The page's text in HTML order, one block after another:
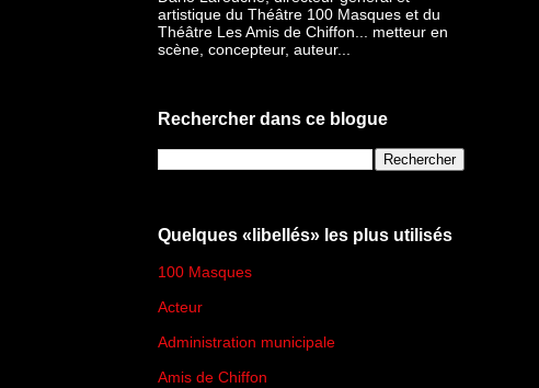
artistique du Théâtre 100 Masques et du
Théâtre Les Amis de Chiffon... metteur en
scène, concepteur, auteur...
Rechercher dans ce blogue
Quelques «libellés» les plus utilisés
100 Masques
Acteur
Administration municipale
Amis de Chiffon